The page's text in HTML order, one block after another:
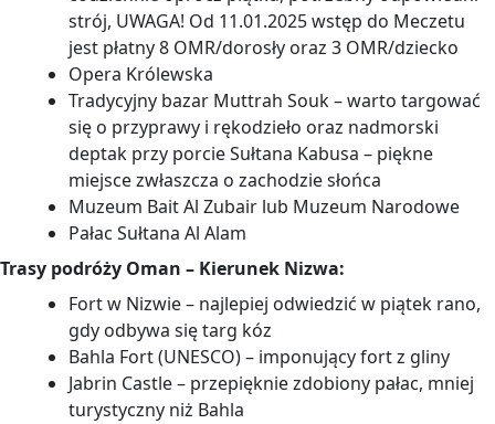
strój, UWAGA! Od 11.01.2025 wstęp do Meczetu
jest płatny 8 OMR/dorosły oraz 3 OMR/dziecko
Opera Królewska
Tradycyjny bazar Muttrah Souk – warto targować
się o przyprawy i rękodzieło oraz nadmorski
deptak przy porcie Sułtana Kabusa – piękne
miejsce zwłaszcza o zachodzie słońca
Muzeum Bait Al Zubair lub Muzeum Narodowe
Pałac Sułtana Al Alam
Trasy podróży Oman – Kierunek Nizwa:
Fort w Nizwie – najlepiej odwiedzić w piątek rano,
gdy odbywa się targ kóz
Bahla Fort (UNESCO) – imponujący fort z gliny
Jabrin Castle – przepięknie zdobiony pałac, mniej
turystyczny niż Bahla